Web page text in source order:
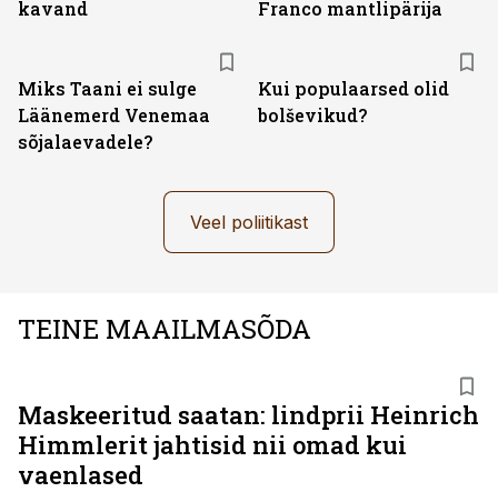
kavand
Franco mantlipärija
Miks Taani ei sulge
Läänemerd Venemaa
sõjalaevadele?
Kui populaarsed olid
bolševikud?
Veel poliitikast
TEINE MAAILMASÕDA
Maskeeritud saatan: lindprii Heinrich
Himmlerit jahtisid nii omad kui
vaenlased